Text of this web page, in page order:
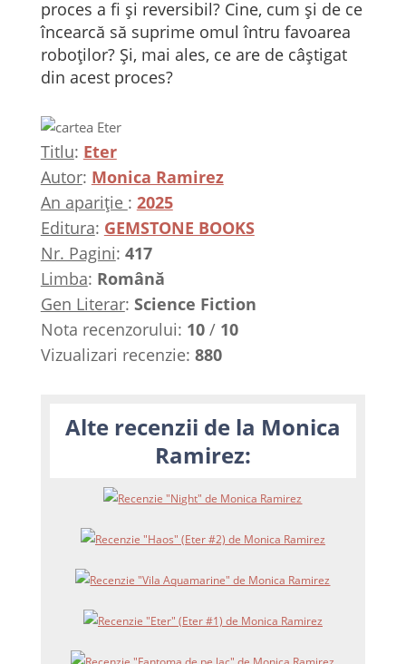
proces a fi și reversibil? Cine, cum și de ce
încearcă să suprime omul întru favoarea
roboților? Și, mai ales, ce are de câștigat
din acest proces?
Titlu: Eter
Autor: Monica Ramirez
An apariție : 2025
Editura: GEMSTONE BOOKS
Nr. Pagini: 417
Limba: Română
Gen Literar: Science Fiction
Nota recenzorului: 10/ 10
Vizualizari recenzie: 880
Alte recenzii de la Monica
Ramirez: